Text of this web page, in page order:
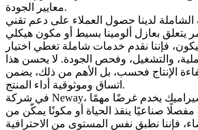
معايير الجودة.
الشاملة لدينا حصول العملاء على دعم تقني
يتعلق بعازل ألومينا بسيط أو مكون هيكلي
فإننا نقدم خدمات شاملة تغطي اختيار
والتشغيل، وفحص الجودة. لا يحسن هذا
الإنتاج فحسب، بل الأهم من ذلك، يضمن
اتساق وموثوقية أداء المنتج.
في شركة Neway، نؤمن بأن كل مكون سيراميك يخدم غرضًا مهمًا
مفصلًا صناعيًا ينقذ الحياة أو مكونًا يمكّن من
فإننا نطبق نفس المستوى من الاحترافية